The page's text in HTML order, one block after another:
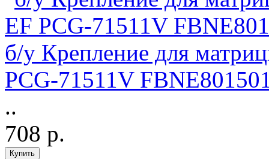
б/у Крепление для
PCG-71511V
..
708 р.